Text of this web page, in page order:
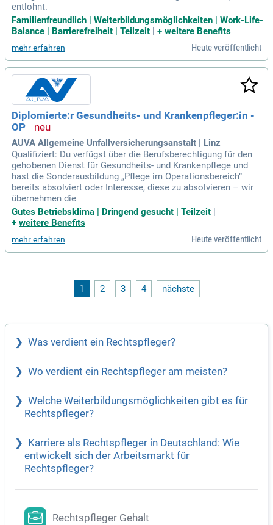
entlohnt.
Familienfreundlich | Weiterbildungsmöglichkeiten | Work-Life-
Balance | Barrierefreiheit | Teilzeit | + weitere Benefits
mehr erfahren Heute veröffentlicht
Diplomierte:r Gesundheits- und Krankenpfleger:in -
OP
AUVA Allgemeine Unfallversicherungsanstalt | Linz
Qualifiziert: Du verfügst über die Berufsberechtigung für den
gehobenen Dienst für Gesundheits- und Krankenpflege und
hast die Sonderausbildung „Pflege im Operationsbereich“
bereits absolviert oder Interesse, diese zu absolvieren – wir
übernehmen die
Gutes Betriebsklima | Dringend gesucht | Teilzeit |
+ weitere Benefits
mehr erfahren Heute veröffentlicht
1 2 3 4 nächste
Was verdient ein Rechtspfleger?
Wo verdient ein Rechtspfleger am meisten?
Welche Weiterbildungsmöglichkeiten gibt es für
Rechtspfleger?
Karriere als Rechtspfleger in Deutschland: Wie
entwickelt sich der Arbeitsmarkt für
Rechtspfleger?
Rechtspfleger Gehalt